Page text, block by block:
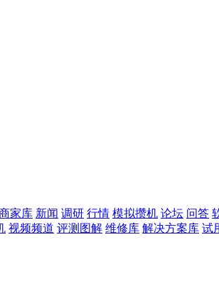
家库 新闻 调研 行情 模拟攒机 论坛 问答
视频频道 评测图解 维修库 解决方案库 试